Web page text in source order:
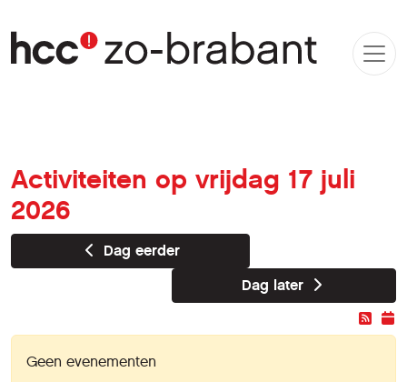
Activiteiten op vrijdag 17 juli
2026
Dag eerder
Dag later
Geen evenementen